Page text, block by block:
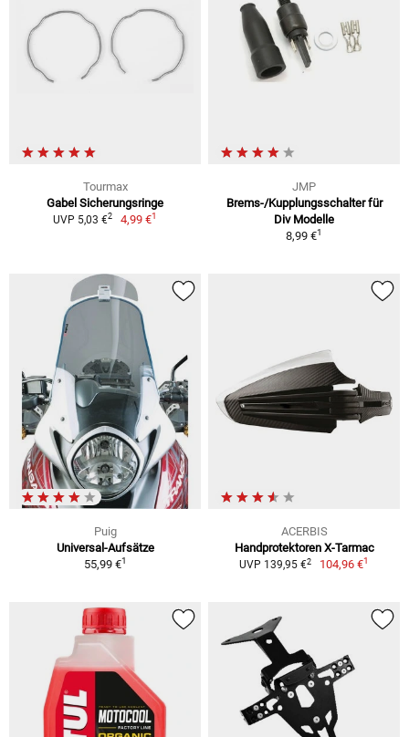
Tourmax
Gabel Sicherungsringe
UVP 5,03 €2 4,99 €1
JMP
Brems-/Kupplungsschalter für
Div Modelle
8,99 €1
Puig
Universal-Aufsätze
55,99 €1
ACERBIS
Handprotektoren X-Tarmac
UVP 139,95 €2 104,96 €1